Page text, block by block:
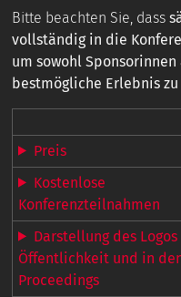
Bitte beachten Sie, dass
vollständig in die
um sowohl
bestmögliche Erlebnis
Preis
Kostenlose
Konferenzteilnahmen
Darstellung des
Öffentlichkeit und in
Proceedings